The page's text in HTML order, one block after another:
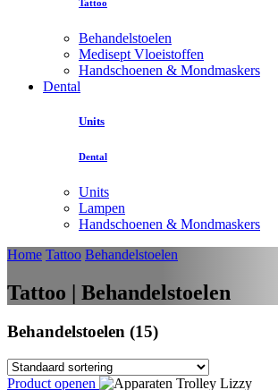
Tattoo
Behandelstoelen
Medisept Vloeistoffen
Handschoenen & Mondmaskers
Dental
Units
Dental
Units
Lampen
Handschoenen & Mondmaskers
Home Tattoo Behandelstoelen
Tattoo | Behandelstoelen
Behandelstoelen (15)
Product openen